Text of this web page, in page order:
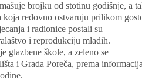
brojku od stotinu godišnje, a
koja redovno ostvaruju prilikom
i radionice postali su
i reprodukciju mladih.
glazbene škole, a zeleno se
i Grada Poreča, prema